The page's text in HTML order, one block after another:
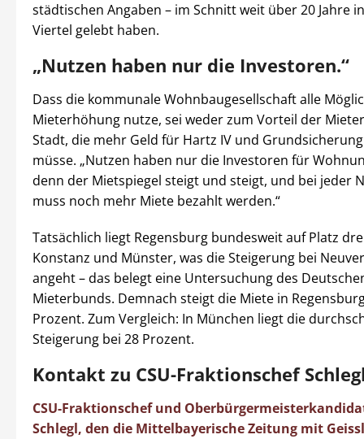
städtischen Angaben – im Schnitt weit über 20 Jahre
Viertel gelebt haben.
„Nutzen haben nur die Investoren.“
Dass die kommunale Wohnbaugesellschaft alle
Mieterhöhung nutze, sei weder zum Vorteil der
Stadt, die mehr Geld für Hartz IV und
müsse. „Nutzen haben nur die Investoren für
denn der Mietspiegel steigt und steigt, und bei jeder
muss noch mehr Miete bezahlt werden.“
Tatsächlich liegt Regensburg bundesweit auf Platz
Konstanz und Münster, was die Steigerung bei
angeht – das belegt eine Untersuchung des
Mieterbunds. Demnach steigt die Miete in
Prozent. Zum Vergleich: In München liegt die
Steigerung bei 28 Prozent.
Kontakt zu CSU-Fraktionschef
CSU-Fraktionschef und
Schlegl, den die Mittelbayerische Zeitung mit